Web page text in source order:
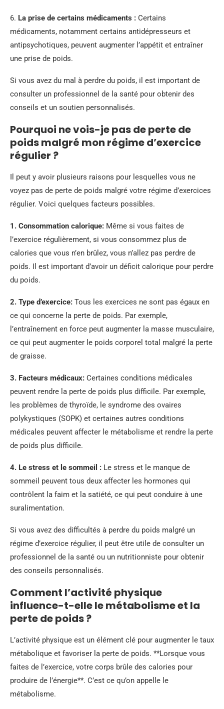
6. La prise de certains médicaments : Certains
médicaments, notamment certains antidépresseurs et
antipsychotiques, peuvent augmenter l’appétit et entraîner
une prise de poids.
Si vous avez du mal à perdre du poids, il est important de
consulter un professionnel de la santé pour obtenir des
conseils et un soutien personnalisés.
Pourquoi ne vois-je pas de perte de
poids malgré mon régime d’exercice
régulier ?
Il peut y avoir plusieurs raisons pour lesquelles vous ne
voyez pas de perte de poids malgré votre régime d’exercices
régulier. Voici quelques facteurs possibles.
1. Consommation calorique: Même si vous faites de
l’exercice régulièrement, si vous consommez plus de
calories que vous n’en brûlez, vous n’allez pas perdre de
poids. Il est important d’avoir un déficit calorique pour perdre
du poids.
2. Type d’exercice: Tous les exercices ne sont pas égaux en
ce qui concerne la perte de poids. Par exemple,
l’entraînement en force peut augmenter la masse musculaire,
ce qui peut augmenter le poids corporel total malgré la perte
de graisse.
3. Facteurs médicaux: Certaines conditions médicales
peuvent rendre la perte de poids plus difficile. Par exemple,
les problèmes de thyroïde, le syndrome des ovaires
polykystiques (SOPK) et certaines autres conditions
médicales peuvent affecter le métabolisme et rendre la perte
de poids plus difficile.
4. Le stress et le sommeil : Le stress et le manque de
sommeil peuvent tous deux affecter les hormones qui
contrôlent la faim et la satiété, ce qui peut conduire à une
suralimentation.
Si vous avez des difficultés à perdre du poids malgré un
régime d’exercice régulier, il peut être utile de consulter un
professionnel de la santé ou un nutritionniste pour obtenir
des conseils personnalisés.
Comment l’activité physique
influence-t-elle le métabolisme et la
perte de poids ?
L’activité physique est un élément clé pour augmenter le taux
métabolique et favoriser la perte de poids. **Lorsque vous
faites de l’exercice, votre corps brûle des calories pour
produire de l’énergie**. C’est ce qu’on appelle le
métabolisme.